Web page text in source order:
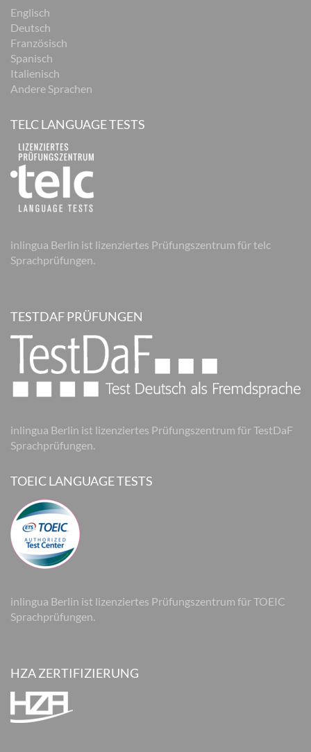
Englisch
Deutsch
Französisch
Spanisch
Italienisch
Andere Sprachen
TELC LANGUAGE TESTS
inlingua Berlin ist lizenziertes Prüfungszentrum für telc
Sprachprüfungen.
TESTDAF PRÜFUNGEN
inlingua Berlin ist lizenziertes Prüfungszentrum für TestDaF
Sprachprüfungen.
TOEIC LANGUAGE TESTS
inlingua Berlin ist lizenziertes Prüfungszentrum für TOEIC
Sprachprüfungen.
HZA ZERTIFIZIERUNG